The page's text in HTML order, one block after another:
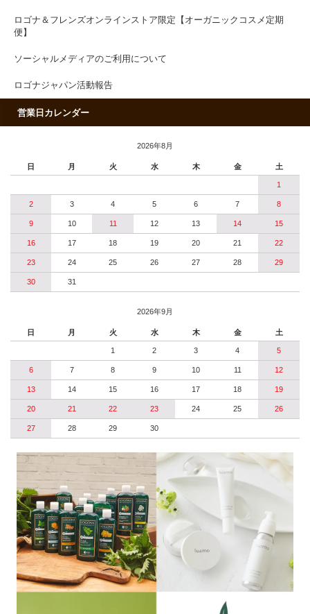
ロゴナ＆フレンズオンラインストア限定【オーガニックコスメ定期
便】
ソーシャルメディアのご利用について
ロゴナジャパン活動報告
営業日カレンダー
2026年8月
日 月 火 水 木 金 土
1
2 3 4 5 6 7 8
9 10 11 12 13 14 15
16 17 18 19 20 21 22
23 24 25 26 27 28 29
30 31
2026年9月
日 月 火 水 木 金 土
1 2 3 4 5
6 7 8 9 10 11 12
13 14 15 16 17 18 19
20 21 22 23 24 25 26
27 28 29 30